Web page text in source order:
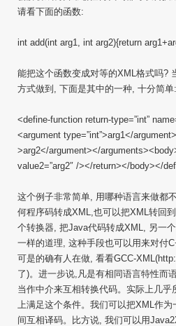
请看下面的函数:
int add(int arg1, int arg2){return
能把这个函数变成对等的XML格式吗?
方式做到, 下面是其中的一种, 十分简单:
<define-function return-type=”int”
<argument type=”int”>arg1</
>arg2</argument></
value2=”arg2″ /></return></body></
这个例子非常简单, 用哪种语言来做都
何程序码转成XML,也可以把XML转回
个转换器, 把Java代码转成XML, 另一
一样的道理, 这种手段也可以用来对付
可是的确有人在做, 看看GCC-
了)。进一步说,凡是有相同语言特性而
当作中介来互相转换代码。实际上几
上满足这个条件。我们可以把XML作
间互相译码。比方说, 我们可以用